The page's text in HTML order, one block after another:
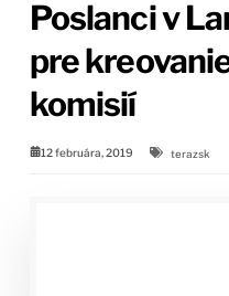
Poslanci v
pre
komisií
12 februára, 2019 terazsk